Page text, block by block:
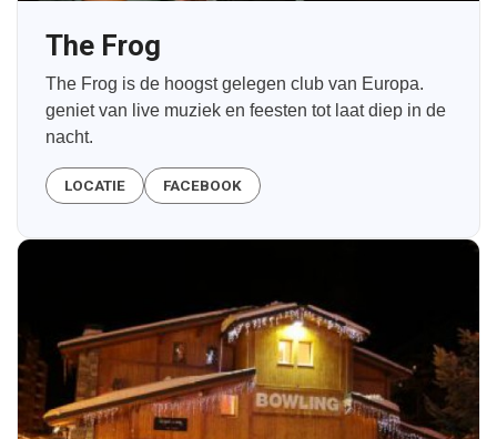
The Frog
The Frog is de hoogst gelegen club van Europa.
geniet van live muziek en feesten tot laat diep in de
nacht.
LOCATIE FACEBOOK